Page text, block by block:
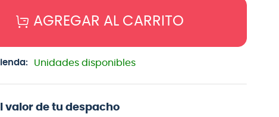
AGREGAR AL CARRITO
Unidades disponibles
valor de tu despacho